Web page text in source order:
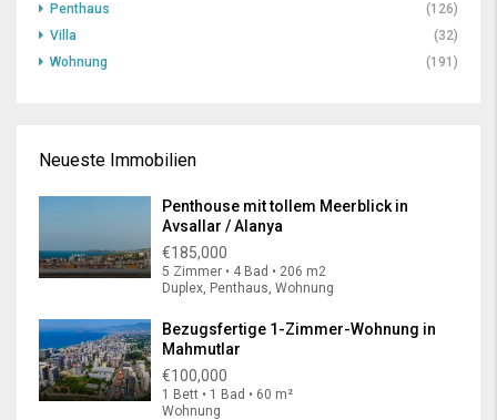
Penthaus
(126)
Villa
(32)
Wohnung
(191)
Neueste Immobilien
Penthouse mit tollem Meerblick in
Avsallar / Alanya
€185,000
5 Zimmer • 4 Bad • 206 m2
Duplex, Penthaus, Wohnung
Bezugsfertige 1-Zimmer-Wohnung in
Mahmutlar
€100,000
1 Bett • 1 Bad • 60 m²
Wohnung